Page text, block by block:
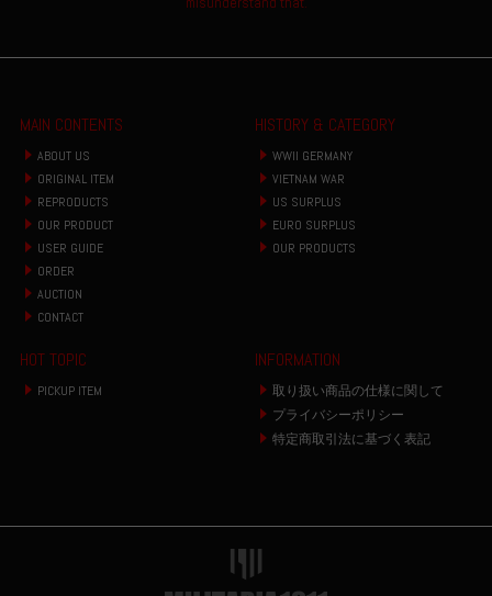
MAIN CONTENTS
ABOUT US
ORIGINAL ITEM
REPRODUCTS
OUR PRODUCT
USER GUIDE
ORDER
AUCTION
CONTACT
HISTORY & CATEGORY
WWII GERMANY
VIETNAM WAR
US SURPLUS
EURO SURPLUS
OUR PRODUCTS
HOT TOPIC
PICKUP ITEM
INFORMATION
取り扱い商品の仕様に関して
プライバシーポリシー
特定商取引法に基づく表記